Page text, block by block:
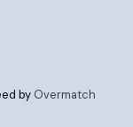
by Overmatch